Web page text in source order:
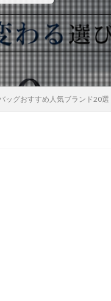
ッグおすすめ人気ブランド20